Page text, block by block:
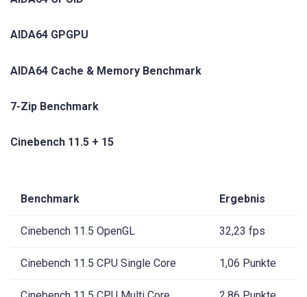
AIDA64 GPGPU
AIDA64 Cache & Memory Benchmark
7-Zip Benchmark
Cinebench 11.5 + 15
Benchmark Ergebnis
Cinebench 11.5 OpenGL 32,23 fps
Cinebench 11.5 CPU Single Core 1,06 Punkte